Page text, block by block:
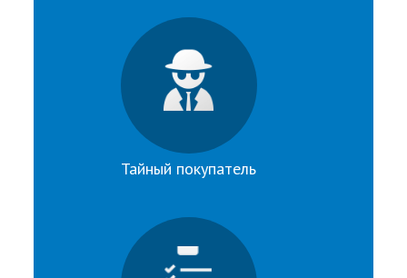
Тайный покупатель